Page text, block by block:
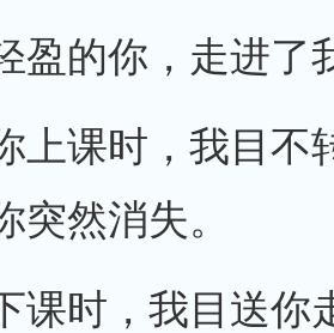
的你，走进了
课时，我目不
突然消失。
时，我目送你